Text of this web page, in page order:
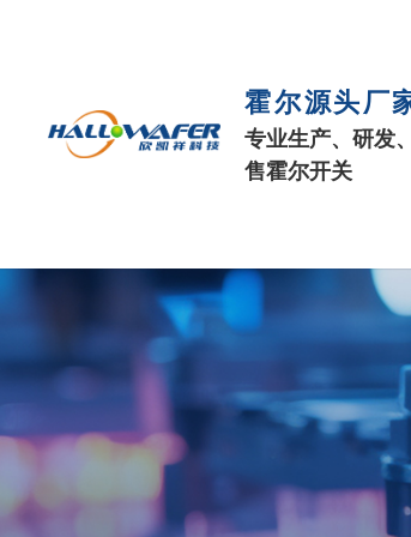
霍尔源头厂
专业生产、研发
售霍尔开关